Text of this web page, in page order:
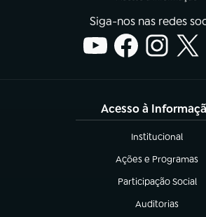
Siga-nos nas redes
Acesso à
Institucional
(abre em nova aba)
Ações e Programas
(abre em nova aba)
Participação Social
(abre em nova aba)
Auditorias
(abre em nova